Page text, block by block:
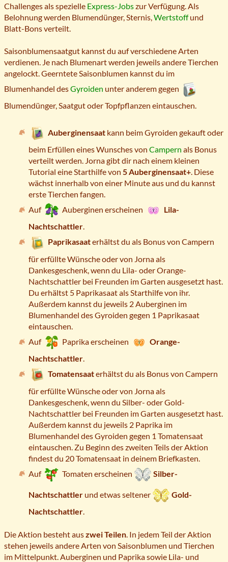
Challenges als spezielle Express-Jobszur Verfügung. Als
Belohnung werden Blumendünger, Sternis, Wertstoffund
Blatt-Bons verteilt.
Saisonblumensaatgut kannst du auf verschiedene Arten
verdienen. Je nach Blumenart werden jeweils andere Tierchen
angelockt. Geerntete Saisonblumen kannst du im
Blumenhandel desGyroiden unter anderem gegen
Blumendünger, Saatgut oder Topfpflanzen eintauschen.
Auberginensaat kann beim Gyroiden gekauft oder
beim Erfüllen eines Wunsches von Campern als Bonus
verteilt werden. Jorna gibt dir nach einem kleinen
Tutorial eine Starthilfe von 5 Auberginensaat+. Diese
wächst innerhalb von einer Minute aus und du kannst
erste Tierchen fangen.
Auf
Auberginen erscheinen
Lila-
Nachtschattler.
Paprikasaaterhältst du als Bonus von Campern
für erfüllte Wünsche oder von Jorna als
Dankesgeschenk, wenn du Lila- oder Orange-
Nachtschattler bei Freunden im Garten ausgesetzt hast.
Du erhältst 5 Paprikasaat als Starthilfe von ihr.
Außerdem kannst du jeweils 2 Auberginen im
Blumenhandel des Gyroiden gegen 1 Paprikasaat
eintauschen.
Auf
Paprika erscheinen
Orange-
Nachtschattler.
Tomatensaaterhältst du als Bonus von Campern
für erfüllte Wünsche oder von Jorna als
Dankesgeschenk, wenn du Silber- oder Gold-
Nachtschattler bei Freunden im Garten ausgesetzt hast.
Außerdem kannst du jeweils 2 Paprika im
Blumenhandel des Gyroiden gegen 1 Tomatensaat
eintauschen. Zu Beginn des zweiten Teils der Aktion
findest du 20 Tomatensaat in deinem Briefkasten.
Auf
Tomaten erscheinen Silber-
Nachtschattler und etwas seltener
Gold-
Nachtschattler.
Die Aktion besteht auszwei Teilen . In jedem Teil der Aktion
stehen jeweils andere Arten von Saisonblumen und Tierchen
im Mittelpunkt. Auberginen und Paprika sowie Lila- und